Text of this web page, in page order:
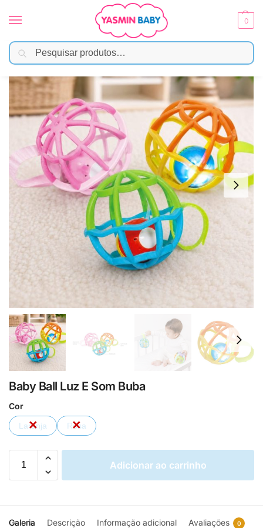
0
Início Brinquedos / Mordedor e Chocalho
Baby Ball Luz E Som Buba
Cor
Laranja Rosa
Adicionar ao carrinho
Galeria Descrição Informação adicional Avaliações 0